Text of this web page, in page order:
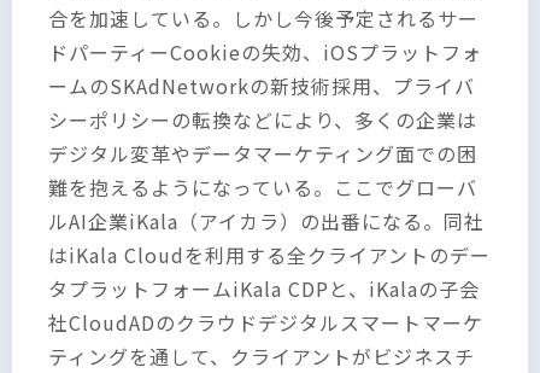
合を加速している。しかし今後予定されるサー
ドパーティーCookieの失効、iOSプラットフォ
ームのSKAdNetworkの新技術採用、プライバ
シーポリシーの転換などにより、多くの企業は
デジタル変革やデータマーケティング面での困
難を抱えるようになっている。ここでグローバ
ルAI企業iKala（アイカラ）の出番になる。同社
はiKala Cloudを利用する全クライアントのデー
タプラットフォームiKala CDPと、iKalaの子会
社CloudADのクラウドデジタルスマートマーケ
ティングを通して、クライアントがビジネスチ